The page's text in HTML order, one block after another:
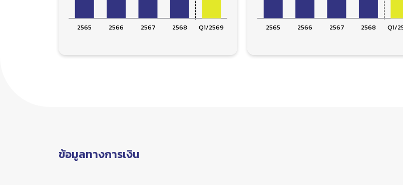
ข้อมูลทางการเงิน